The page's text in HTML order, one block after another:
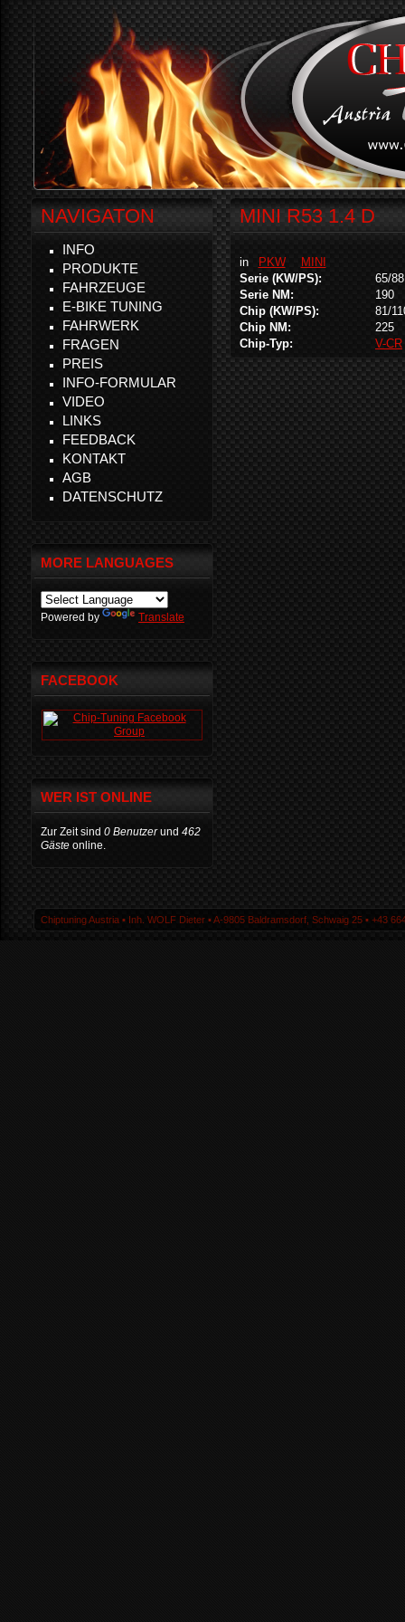
MINI R53 1.4 D
in PKW
MINI
Serie (KW/PS):
65/88
Serie NM:
190
Chip (KW/PS):
81/
Chip NM:
225
Chip-Typ:
V-CR
NAVIGATON
INFO
PRODUKTE
FAHRZEUGE
E-BIKE TUNING
FAHRWERK
FRAGEN
PREIS
INFO-FORMULAR
VIDEO
LINKS
FEEDBACK
KONTAKT
AGB
DATENSCHUTZ
MORE LANGUAGES
Powered by Translate
FACEBOOK
WER IST ONLINE
Zur Zeit sind 0 Benutzerund 462
Gäste online.
Chiptuning Austria ▪ Inh. WOLF Dieter ▪ A-9805 Baldramsdorf, Schwaig 25 ▪ +43